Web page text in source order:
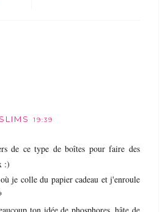
19:39
de ce type de boîtes pour faire des
:)
je colle du papier cadeau et j'enroule
ton idée de phosphores, hâte de